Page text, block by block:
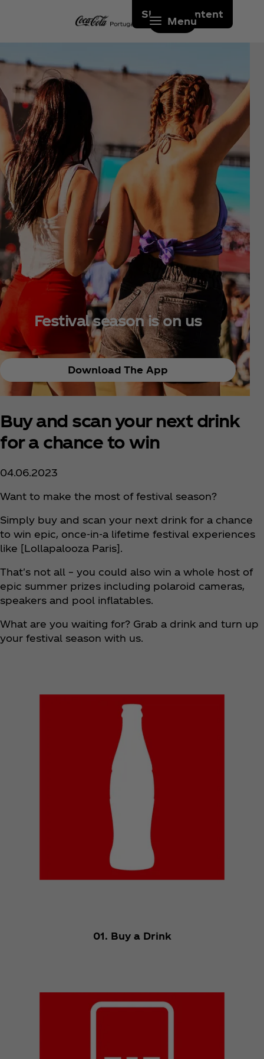
Skip to content
Menu
Festival season is on us
Download The App
Buy and scan your next drink
for a chance to win
04.06.2023
Want to make the most of festival season?
Simply buy and scan your next drink for a chance
to win epic, once-in-a lifetime festival experiences
like [Lollapalooza Paris].
That's not all – you could also win a whole host of
epic summer prizes including polaroid cameras,
speakers and pool inflatables.
What are you waiting for? Grab a drink and turn up
your festival season with us.
01. Buy a Drink